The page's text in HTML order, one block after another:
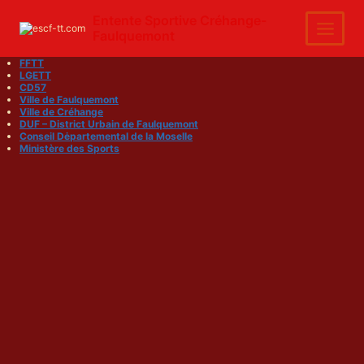
contenu
FFTT
LGETT
CD57
Ville de Faulquemont
Ville de Créhange
DUF – District Urbain de Faulquemont
Conseil Dėpartemental de la Moselle
Ministère des Sports